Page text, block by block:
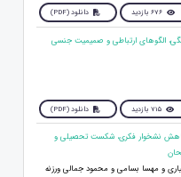
676 بازدید دانلود (PDF)
الگوهای ارتباطی و صمیمیت جنسی
715 بازدید دانلود (PDF)
کاهش نشخوار فکری، شکست تحصیلی و
و مهسا بسامی و محمود جمالی ورزنه